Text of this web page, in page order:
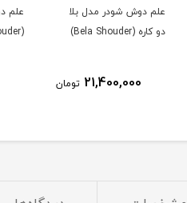
علم دوش شودر مدل مارا
(Mara Shouder)
21,900,000 تومان
علم